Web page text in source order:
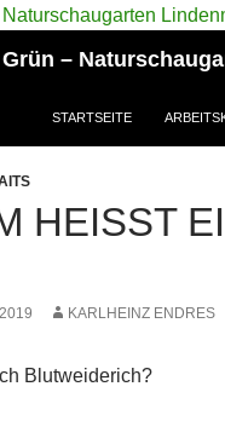
–
STARTSEITE
HEISST
KARLHEINZ ENDRES
Blutweiderich?